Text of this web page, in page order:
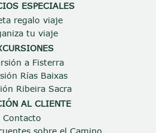
ESPECIALES
regalo viaje
tu viaje
a Fisterra
Rías Baixas
Ribeira Sacra
AL CLIENTE
Contacto